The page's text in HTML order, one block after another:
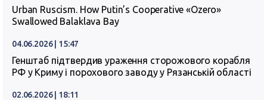
Urban Ruscism. How Putin’s Cooperative «Ozero»
Swallowed Balaklava Bay
04.06.2026 | 15:47
Генштаб підтвердив ураження сторожового корабля
РФ у Криму і порохового заводу у Рязанській області
02.06.2026 | 18:11